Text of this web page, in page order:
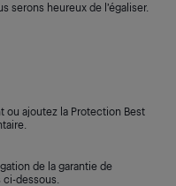
serons heureux de l’égaliser.
ou ajoutez la Protection Best
de la garantie de
dessous.